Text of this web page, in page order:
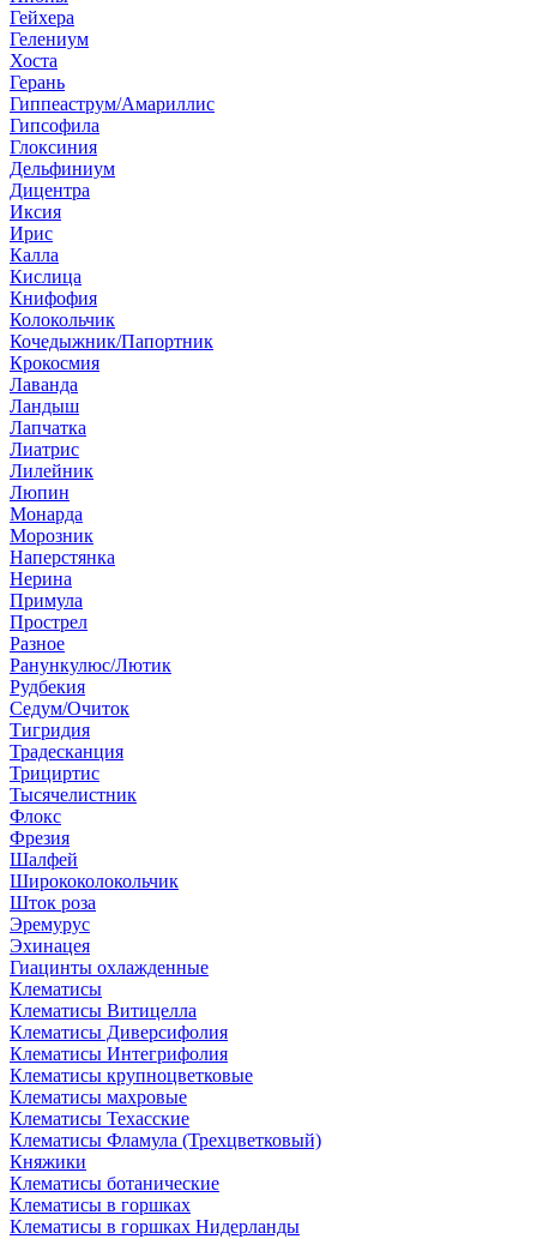
Гейхера
Гелениум
Хоста
Герань
Гиппеаструм/Амариллис
Гипсофила
Глоксиния
Дельфиниум
Дицентра
Иксия
Ирис
Калла
Кислица
Книфофия
Колокольчик
Кочедыжник/Папортник
Крокосмия
Лаванда
Ландыш
Лапчатка
Лиатрис
Лилейник
Люпин
Монарда
Морозник
Наперстянка
Нерина
Примула
Прострел
Разное
Ранункулюс/Лютик
Рудбекия
Седум/Очиток
Тигридия
Традесканция
Трициртис
Тысячелистник
Флокс
Фрезия
Шалфей
Ширококолокольчик
Шток роза
Эремурус
Эхинацея
Гиацинты охлажденные
Клематисы
Клематисы Витицелла
Клематисы Диверсифолия
Клематисы Интегрифолия
Клематисы крупноцветковые
Клематисы махровые
Клематисы Техасские
Клематисы Фламула (Трехцветковый)
Княжики
Клематисы ботанические
Клематисы в горшках
Клематисы в горшках Нидерланды